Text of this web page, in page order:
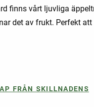
finns vårt ljuvliga
det av frukt. Perfekt att
FRÅN SKILLNADENS